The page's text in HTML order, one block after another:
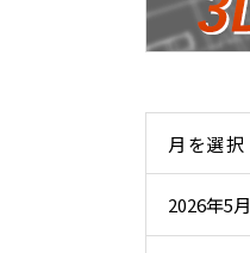
月を選択
2026年5月